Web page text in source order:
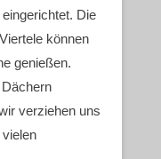
Die
können
genießen.
verziehen uns
vielen